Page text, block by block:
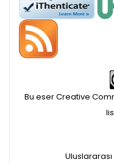
Öndenetimden geçen
makaleler için, 100 Avro
Makale İşletim Ücreti
alınmaktadır.
makaleler için yazarlara
Bu eser Creative
Uluslararası